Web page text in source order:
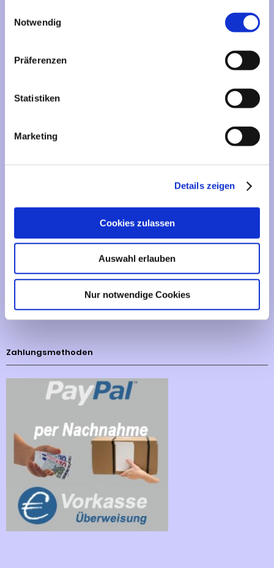
Notwendig
Präferenzen
Statistiken
Marketing
Details zeigen
Cookies zulassen
Auswahl erlauben
Nur notwendige Cookies
Mehr über...
Vertrag widerrufen
Informationen
Liefer- und Versandkosten
Impressum
Sitemap
Zahlungsmethoden